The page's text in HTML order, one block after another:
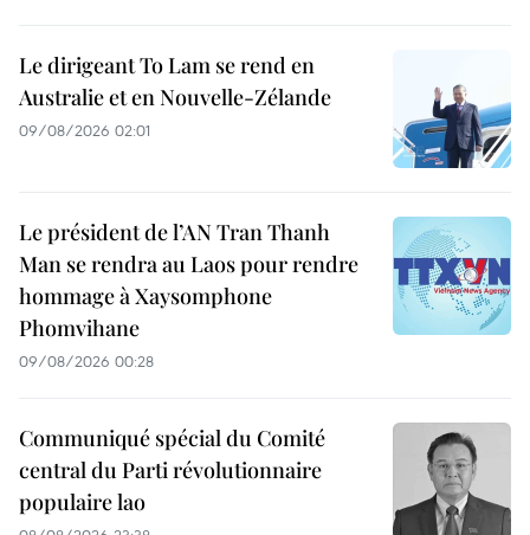
Le dirigeant To Lam se rend en
Australie et en Nouvelle-Zélande
09/08/2026 02:01
Le président de l’AN Tran Thanh
Man se rendra au Laos pour rendre
hommage à Xaysomphone
Phomvihane
09/08/2026 00:28
Communiqué spécial du Comité
central du Parti révolutionnaire
populaire lao